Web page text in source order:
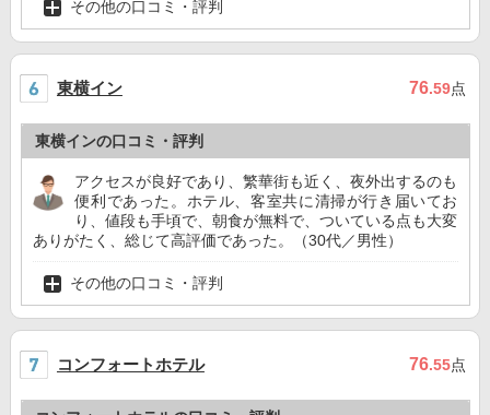
その他の口コミ・評判
東横イン 76.59点
東横インの口コミ・評判
アクセスが良好であり、繁華街も近く、夜外出するのも
便利であった。ホテル、客室共に清掃が行き届いてお
り、値段も手頃で、朝食が無料で、ついている点も大変
ありがたく、総じて高評価であった。（30代／男性）
その他の口コミ・評判
コンフォートホテル 76.55点